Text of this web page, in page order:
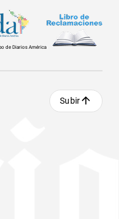
de Diarios América
Subir